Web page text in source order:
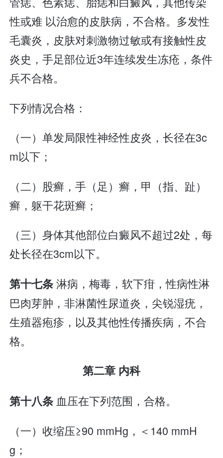
性或难 以治愈的皮肤病，不合格。多发性
毛囊炎，皮肤对刺激物过敏或有接触性皮
炎史，手足部位近3年连续发生冻疮，条件
兵不合格。
下列情况合格：
（一）单发局限性神经性皮炎，长径在3c
m以下；
（二）股癣，手（足）癣，甲（指、趾）
癣，躯干花斑癣；
（三）身体其他部位白癜风不超过2处，每
处长径在3cm以下。
第十七条淋病，梅毒，软下疳，性病性淋
巴肉芽肿，非淋菌性尿道炎，尖锐湿疣，
生殖器疱疹，以及其他性传播疾病，不合
格。
第二章 内科
第十八条 血压在下列范围，合格。
（一）收缩压≥90 mmHg，＜140 mmH
g；